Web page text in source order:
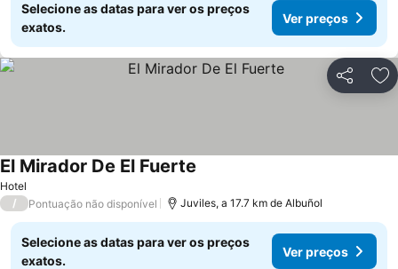
Selecione as datas para ver os preços
exatos.
Ver preços
Partilhar
Hotel
El Mirador De El Fuerte
/ Pontuação não disponível Juviles, a 17.7 km de Albuñol
Selecione as datas para ver os preços
exatos.
Ver preços